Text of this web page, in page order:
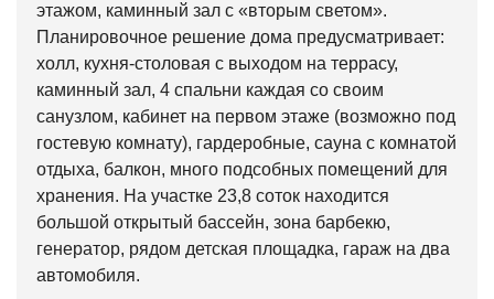
этажом, каминный зал с «вторым светом».
Планировочное решение дома предусматривает:
холл, кухня-столовая с выходом на террасу,
каминный зал, 4 спальни каждая со своим
санузлом, кабинет на первом этаже (возможно под
гостевую комнату), гардеробные, сауна с комнатой
отдыха, балкон, много подсобных помещений для
хранения. На участке 23,8 соток находится
большой открытый бассейн, зона барбекю,
генератор, рядом детская площадка, гараж на два
автомобиля.